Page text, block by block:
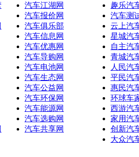
汽车江湖网
汽车报价网
汽车俱乐部
汽车信息网
汽车优惠网
汽车导购网
汽车电池网
汽车生态网
汽车公益网
汽车环保网
汽车能源网
汽车选购网
汽车共享网
趣乐汽
汽车测
云上汽
星城汽
自主汽
青城汽
人民汽
平民汽
惠民汽
环球车
西游汽
家用汽
创新汽
大众汽